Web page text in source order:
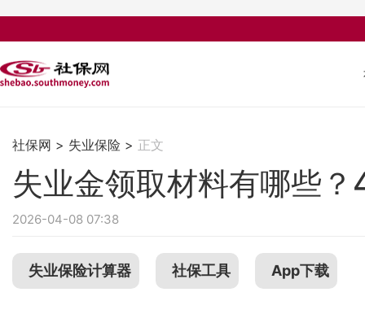
社保网 > 失业保险 > 正文
失业金领取材料有哪些
2026-04-08 07:38
失业保险计算器 社保工具 App下载